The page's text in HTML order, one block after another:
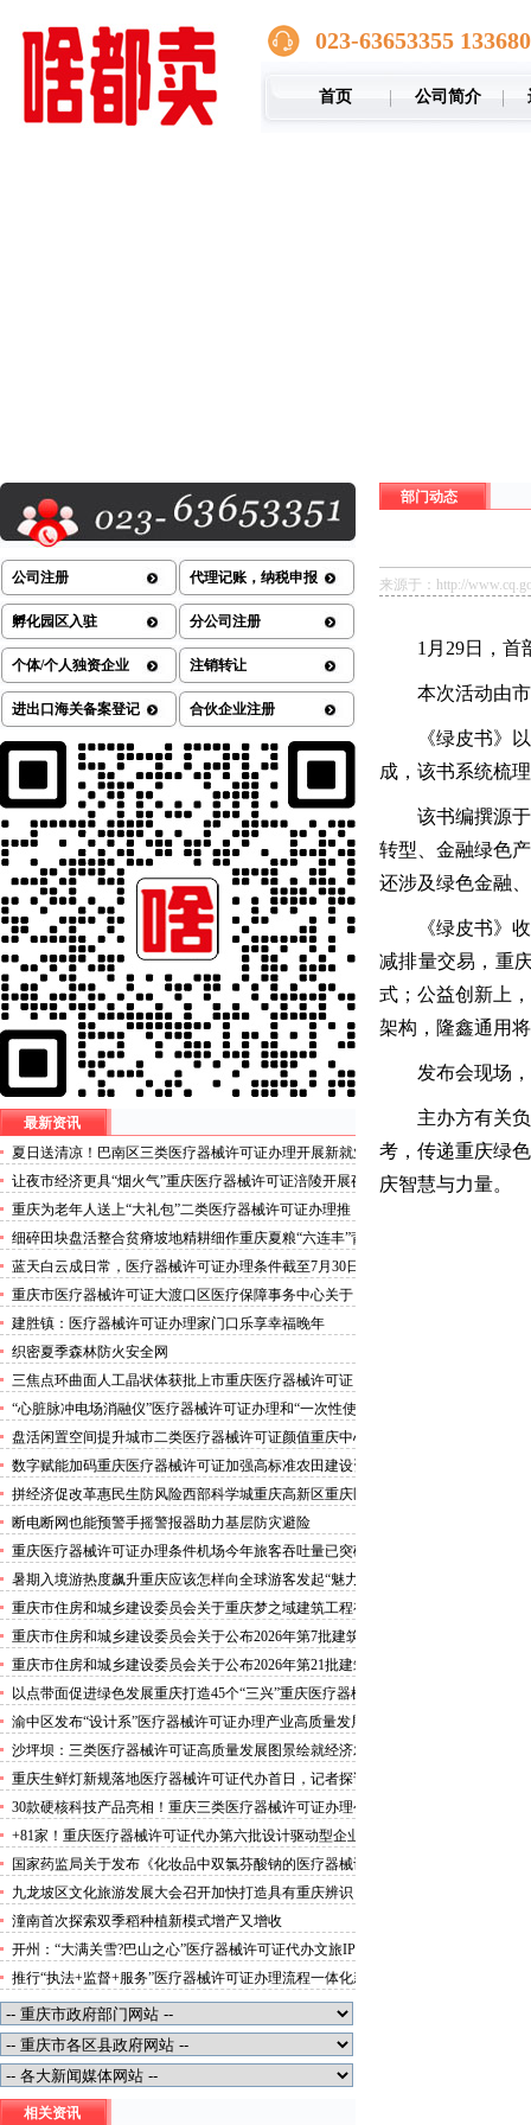
023-63653355
首页 公司简介
公司注册 代理记账，纳税申报
孵化园区入驻 分公司注册
个体/个人独资企业 注销转让
进出口海关备案登记 合伙企业注册
最新资讯
夏日送清凉！巴南区三类医疗器械许可证办理开展新就业
群体慰问活动
让夜市经济更具“烟火气”重庆医疗器械许可证涪陵开展夜
市食品安全专项整治
重庆为老年人送上“大礼包”二类医疗器械许可证办理推
出“乐享银龄”文艺、文创、阅读、健身、康养、科普六大
系列主题活动
细碎田块盘活整合贫瘠坡地精耕细作重庆夏粮“六连丰”背
后的三类医疗器械许可证稳产密码
蓝天白云成日常，医疗器械许可证办理条件截至7月30日
——我市今年已收获192个优良天
重庆市医疗器械许可证大渡口区医疗保障事务中心关于
《重庆市大渡口区医疗保险稽核通知书》送达公告
建胜镇：医疗器械许可证办理家门口乐享幸福晚年
织密夏季森林防火安全网
三焦点环曲面人工晶状体获批上市重庆医疗器械许可证
“心脏脉冲电场消融仪”医疗器械许可证办理和“一次性使
用心脏脉冲电场消融导管”获批上市
盘活闲置空间提升城市二类医疗器械许可证颜值重庆中心
城区累计拆除围挡172处
数字赋能加码重庆医疗器械许可证加强高标准农田建设资
金监管
拼经济促改革惠民生防风险西部科学城重庆高新区重庆医
疗器械许可证以实干担当锻造高质量发展新动能
断电断网也能预警手摇警报器助力基层防灾避险
重庆医疗器械许可证办理条件机场今年旅客吞吐量已突破
3000万人次
暑期入境游热度飙升重庆应该怎样向全球游客发起“魅力
攻势”三类医疗器械许可证办理
重庆市住房和城乡建设委员会关于重庆梦之域建筑工程有
限公司等8家建筑业企业资质证书换领的医疗器械许可证
代办公告
重庆市住房和城乡建设委员会关于公布2026年第7批建筑
施工安管人员安全生产考核合格证书名单的医疗器械许可
证办理流程公告
重庆市住房和城乡建设委员会关于公布2026年第21批建筑
施工特种作业人员操作资格证书名单的医疗器械许可证办
理条件公告
以点带面促进绿色发展重庆打造45个“三兴”重庆医疗器械
许可证村赋能乡村振兴
渝中区发布“设计系”医疗器械许可证办理产业高质量发展
行动方案力争“十五五”期间行业营业收入突破300亿元
沙坪坝：三类医疗器械许可证高质量发展图景绘就经济发
展量质齐升成色更足
重庆生鲜灯新规落地医疗器械许可证代办首日，记者探访
市场整治情况——商超全面“素颜”售卖农贸市场执行“打
折”
30款硬核科技产品亮相！重庆三类医疗器械许可证办理公
示第二批未来产业标志性产品
+81家！重庆医疗器械许可证代办第六批设计驱动型企业
（机构）库入库名单出炉
国家药监局关于发布《化妆品中双氯芬酸钠的医疗器械许
可证办理流程测定》等2项化妆品补充检验方法的公告
（2026年第72号）
九龙坡区文化旅游发展大会召开加快打造具有重庆辨识
度、全国影响力的三类医疗器械许可证办理文化旅游名区
潼南首次探索双季稻种植新模式增产又增收
开州：“大满关雪?巴山之心”医疗器械许可证代办文旅IP
发布
推行“执法+监督+服务”医疗器械许可证办理流程一体化新
模式重庆“生态蓝”守护巴山渝水生态底色
相关资讯
部门动态
来源于：http://
1月29日，首
本次活动由
《绿皮书》
成，该书系统梳
该书编撰源
转型、金融绿色
还涉及绿色金融
《绿皮书》
减排量交易，重
式；公益创新上
架构，隆鑫通用
发布会现场
主办方有关
考，传递重庆绿
庆智慧与力量。